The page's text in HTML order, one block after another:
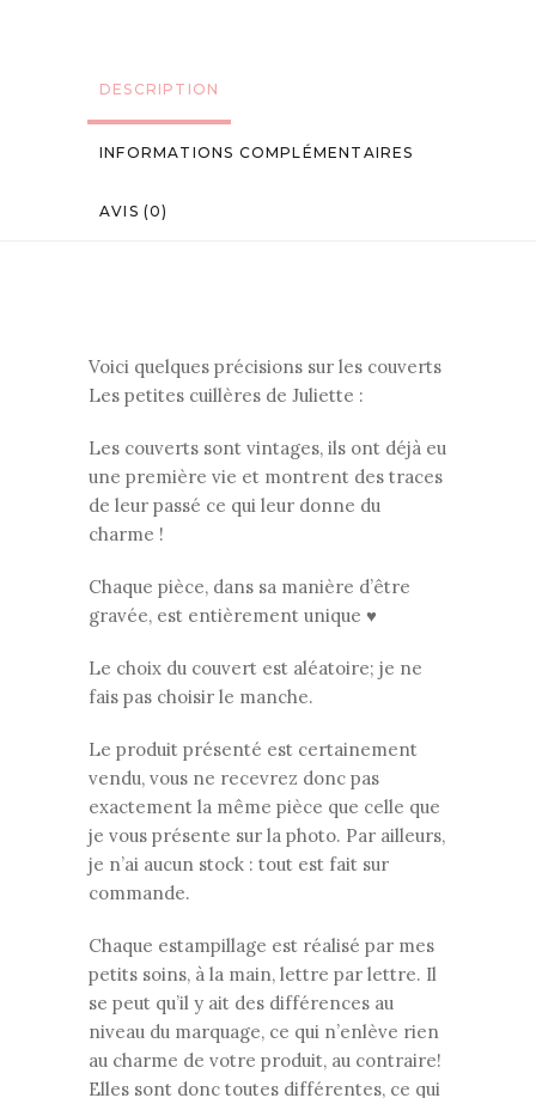
DESCRIPTION
INFORMATIONS COMPLÉMENTAIRES
AVIS (0)
Voici quelques précisions sur les couverts
Les petites cuillères de Juliette :
Les couverts sont vintages, ils ont déjà eu
une première vie et montrent des traces
de leur passé ce qui leur donne du
charme !
Chaque pièce, dans sa manière d’être
gravée, est entièrement unique ♥
Le choix du couvert est aléatoire; je ne
fais pas choisir le manche.
Le produit présenté est certainement
vendu, vous ne recevrez donc pas
exactement la même pièce que celle que
je vous présente sur la photo. Par ailleurs,
je n’ai aucun stock : tout est fait sur
commande.
Chaque estampillage est réalisé par mes
petits soins, à la main, lettre par lettre. Il
se peut qu’il y ait des différences au
niveau du marquage, ce qui n’enlève rien
au charme de votre produit, au contraire!
Elles sont donc toutes différentes, ce qui